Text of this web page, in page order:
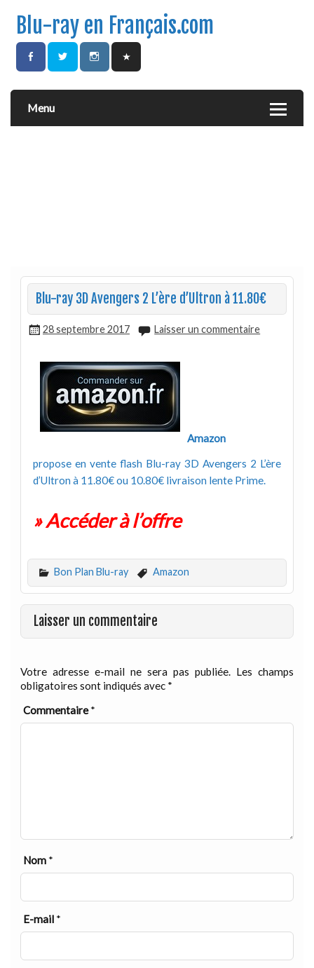
Blu-ray en Français.com
Menu
Blu-ray 3D Avengers 2 L’ère d’Ultron à 11.80€
28 septembre 2017 Laisser un commentaire
Amazon
propose en vente flash Blu-ray 3D Avengers 2 L’ère
d’Ultron à 11.80€ ou 10.80€ livraison lente Prime.
» Accéder à l’offre
Bon Plan Blu-ray Amazon
Laisser un commentaire
Votre adresse e-mail ne sera pas publiée. Les champs
obligatoires sont indiqués avec *
Commentaire*
Nom *
E-mail *